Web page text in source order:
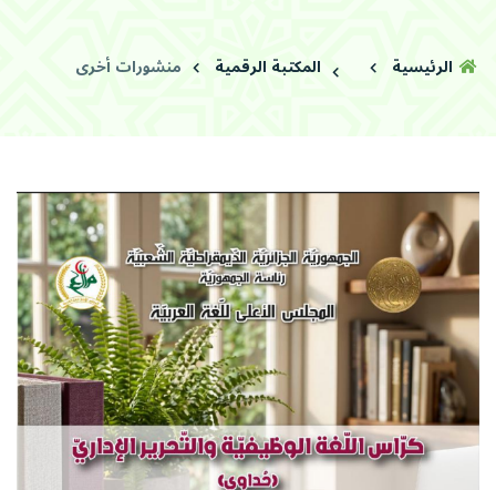
الرئيسية المكتبة الرقمية منشورات أخرى